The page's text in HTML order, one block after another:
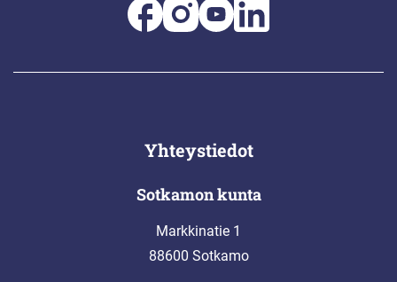
Yhteystiedot
Sotkamon kunta
Markkinatie 1
88600 Sotkamo